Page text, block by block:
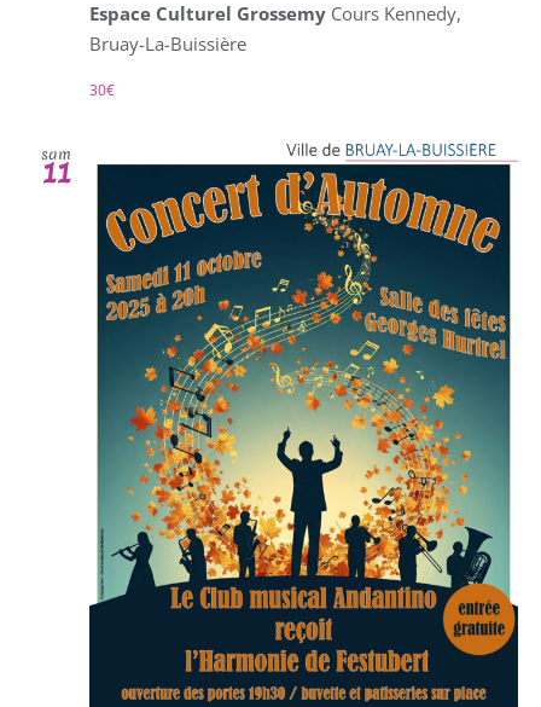
Espace Culturel Grossemy Cours Kennedy,
Bruay-La-Buissière
30€
sam
11